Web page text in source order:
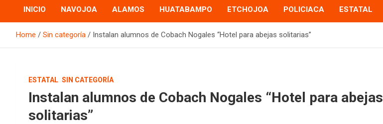
INICIO NAVOJOA ALAMOS HUATABAMPO ETCHOJOA POLICIACA ESTATAL
Home Sin categoría Instalan alumnos de Cobach Nogales “Hotel para abejas solitarias”
ESTATAL SIN CATEGORÍA
Instalan alumnos de Cobach Nogales “Hotel para abejas
solitarias”